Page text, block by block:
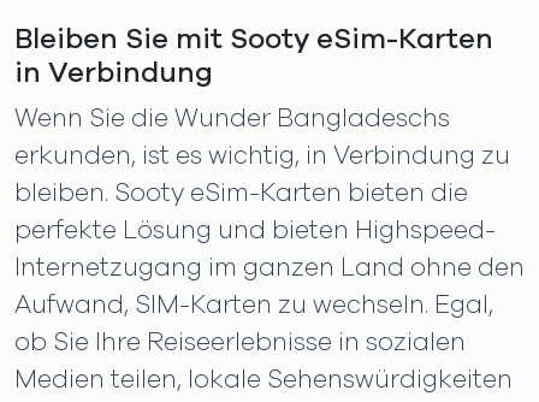
Bleiben Sie mit Sooty eSim-Karten
in Verbindung
Wenn Sie die Wunder Bangladeschs
erkunden, ist es wichtig, in Verbindung zu
bleiben. Sooty eSim-Karten bieten die
perfekte Lösung und bieten Highspeed-
Internetzugang im ganzen Land ohne den
Aufwand, SIM-Karten zu wechseln. Egal,
ob Sie Ihre Reiseerlebnisse in sozialen
Medien teilen, lokale Sehenswürdigkeiten